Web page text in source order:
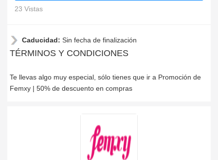
23 Vistas
Caducidad: Sin fecha de finalización
TÉRMINOS Y CONDICIONES
Te llevas algo muy especial, sólo tienes que ir a Promoción de
Femxy | 50% de descuento en compras